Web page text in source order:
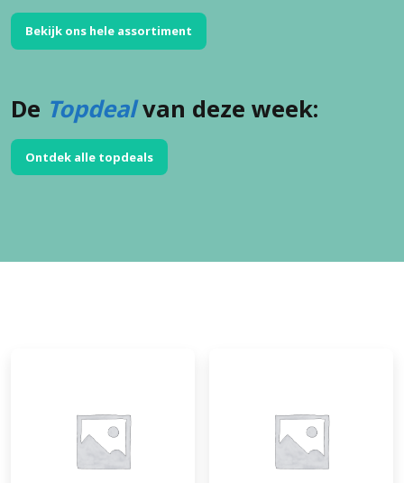
Bekijk ons hele assortiment
De Topdealvan deze week:
Ontdek alle topdeals